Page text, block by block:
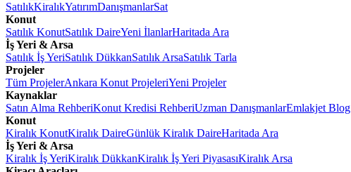
SatılıkKiralıkYatırımDanışmanlarSat
Konut
Satılık KonutSatılık DaireYeni İlanlarHaritada Ara
İş Yeri & Arsa
Satılık İş YeriSatılık DükkanSatılık ArsaSatılık Tarla
Projeler
Tüm ProjelerAnkara Konut ProjeleriYeni Projeler
Kaynaklar
Satın Alma RehberiKonut Kredisi RehberiUzman DanışmanlarEmlakjet Blog
Konut
Kiralık KonutKiralık DaireGünlük Kiralık DaireHaritada Ara
İş Yeri & Arsa
Kiralık İş YeriKiralık DükkanKiralık İş Yeri PiyasasıKiralık Arsa